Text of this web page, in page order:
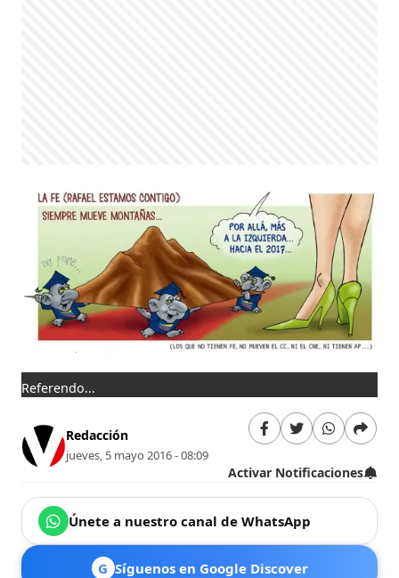
Referendo...
Redacción
jueves, 5 mayo 2016 - 08:09
Activar Notificaciones
Únete a nuestro canal de WhatsApp
G Síguenos en Google Discover